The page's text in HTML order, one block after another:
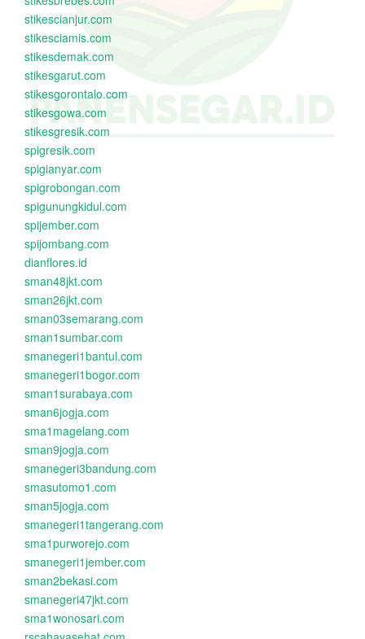
stikescianjur.com
stikesciamis.com
stikesdemak.com
stikesgarut.com
stikesgorontalo.com
stikesgowa.com
stikesgresik.com
spigresik.com
spigianyar.com
spigrobongan.com
spigunungkidul.com
spijember.com
spijombang.com
dianflores.id
sman48jkt.com
sman26jkt.com
sman03semarang.com
sman1sumbar.com
smanegeri1bantul.com
smanegeri1bogor.com
sman1surabaya.com
sman6jogja.com
sma1magelang.com
sman9jogja.com
smanegeri3bandung.com
smasutomo1.com
sman5jogja.com
smanegeri1tangerang.com
sma1purworejo.com
smanegeri1jember.com
sman2bekasi.com
smanegeri47jkt.com
sma1wonosari.com